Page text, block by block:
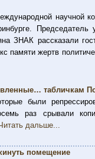
научной
Председатель
ЗНАК рассказали
памяти жертв
табличкам
были
раз срывали
дальше...
помещение